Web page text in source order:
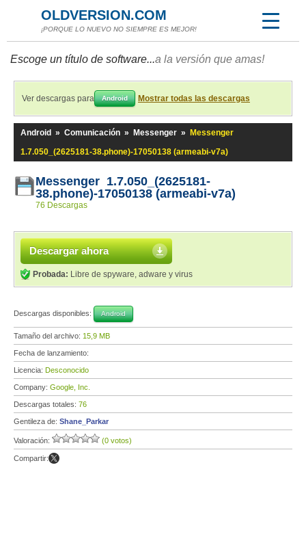
OLDVERSION.COM
¡PORQUE LO NUEVO NO SIEMPRE ES MEJOR!
Escoge un título de software...a la versión que amas!
Ver descargas para Android Mostrar todas las descargas
Android » Comunicación » Messenger »
Messenger
1.7.050_(2625181-38.phone)-17050138 (armeabi-v7a)
Messenger 1.7.050_(2625181-
38.phone)-17050138 (armeabi-v7a)
76 Descargas
Descargar ahora
Probada: Libre de spyware, adware y virus
Descargas disponibles: Android
Tamaño del archivo: 15,9 MB
Fecha de lanzamiento:
Licencia: Desconocido
Company: Google, Inc.
Descargas totales: 76
Gentileza de: Shane_Parkar
Valoración: (0 votos)
Compartir: